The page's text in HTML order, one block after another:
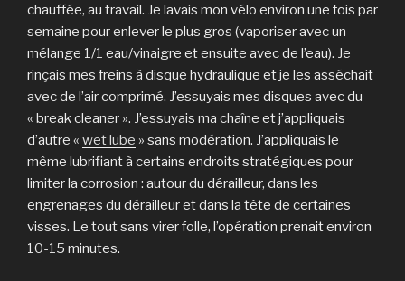
chauffée, au travail. Je lavais mon vélo environ une fois par
semaine pour enlever le plus gros (vaporiser avec un
mélange 1/1 eau/vinaigre et ensuite avec de l’eau). Je
rinçais mes freins à disque hydraulique et je les asséchait
avec de l’air comprimé. J’essuyais mes disques avec du
« break cleaner ». J’essuyais ma chaîne et j’appliquais
d’autre « wet lube » sans modération. J’appliquais le
même lubrifiant à certains endroits stratégiques pour
limiter la corrosion : autour du dérailleur, dans les
engrenages du dérailleur et dans la tête de certaines
visses. Le tout sans virer folle, l’opération prenait environ
10-15 minutes.